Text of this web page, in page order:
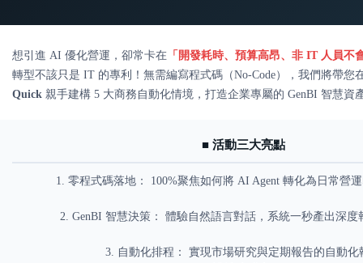
想引進 AI 優化營運，卻常卡在 「開發耗時、預算高昂、非 IT 人員不
轉型不該只是 IT 的專利！無需編寫程式碼（No-Code），我們將帶您
Quick 親手建構 5 大商務自動化情境，打造企業專屬的 GenBI 智慧資
■ 活動三大亮點
1. 零程式碼落地： 100%聚焦如何將 AI Agent 轉化為日常營
2. GenBI 智慧決策： 體驗自然語言對話，系統一秒產出深度
3. 自動化排程： 實現市場研究與定期報告的自動化